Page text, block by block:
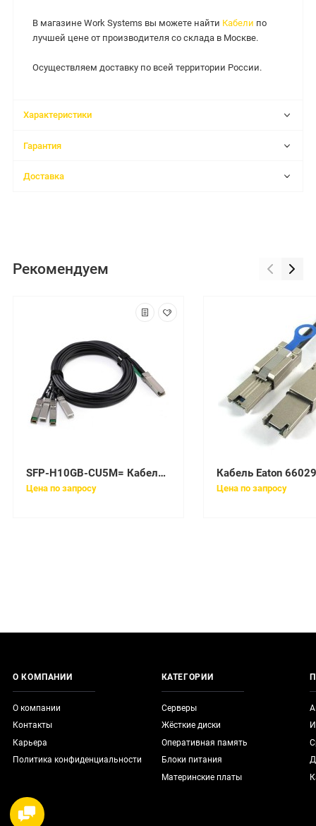
В магазине Work Systems вы можете найти Кабели по
лучшей цене от производителя со склада в Москве.
Осуществляем доставку по всей территории России.
Характеристики
Гарантия
Доставка
Рекомендуем
SFP-H10GB-CU5M= Кабель Cisco 10GBASE-CU SFP+ Cable 5 Meter
Цена по запросу
Кабель Eaton 66029
Цена по запросу
О КОМПАНИИ
О компании
Контакты
Карьера
Политика конфиденциальности
КАТЕГОРИИ
Серверы
Жёсткие диски
Оперативная память
Блоки питания
Материнские платы